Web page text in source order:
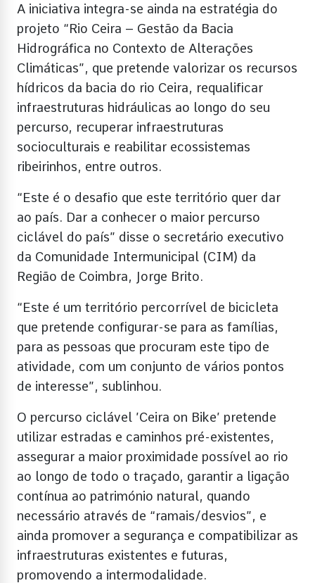
A iniciativa integra-se ainda na estratégia do
projeto “Rio Ceira – Gestão da Bacia
Hidrográfica no Contexto de Alterações
Climáticas”, que pretende valorizar os recursos
hídricos da bacia do rio Ceira, requalificar
infraestruturas hidráulicas ao longo do seu
percurso, recuperar infraestruturas
socioculturais e reabilitar ecossistemas
ribeirinhos, entre outros.
“Este é o desafio que este território quer dar
ao país. Dar a conhecer o maior percurso
ciclável do país” disse o secretário executivo
da Comunidade Intermunicipal (CIM) da
Região de Coimbra, Jorge Brito.
“Este é um território percorrível de bicicleta
que pretende configurar-se para as famílias,
para as pessoas que procuram este tipo de
atividade, com um conjunto de vários pontos
de interesse”, sublinhou.
O percurso ciclável ’Ceira on Bike’ pretende
utilizar estradas e caminhos pré-existentes,
assegurar a maior proximidade possível ao rio
ao longo de todo o traçado, garantir a ligação
contínua ao património natural, quando
necessário através de “ramais/desvios”, e
ainda promover a segurança e compatibilizar as
infraestruturas existentes e futuras,
promovendo a intermodalidade.